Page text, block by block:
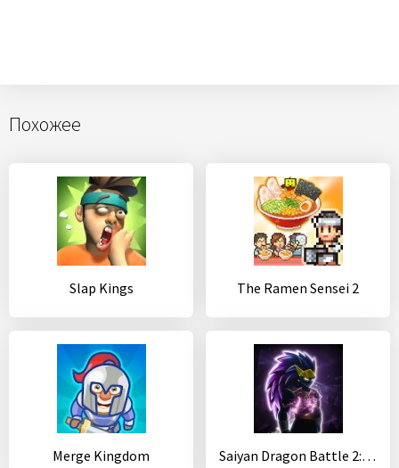
Похожее
Slap Kings The Ramen Sensei 2
Merge Kingdom Saiyan Dragon Battle 2: Shadow Warrior